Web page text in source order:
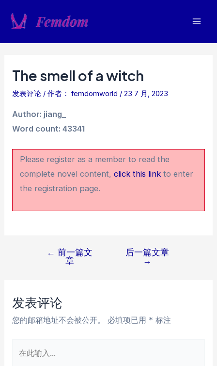
The smell of a witch
发表评论 / 作者： femdomworld /23 7 月, 2023
Author: jiang_
Word count: 43341
Please register as a member to read the
complete novel content,click this link to enter
the registration page.
航
← 前一篇文
章
后一篇文章
→
发表评论
您的邮箱地址不会被公开。 必填项已用 * 标注